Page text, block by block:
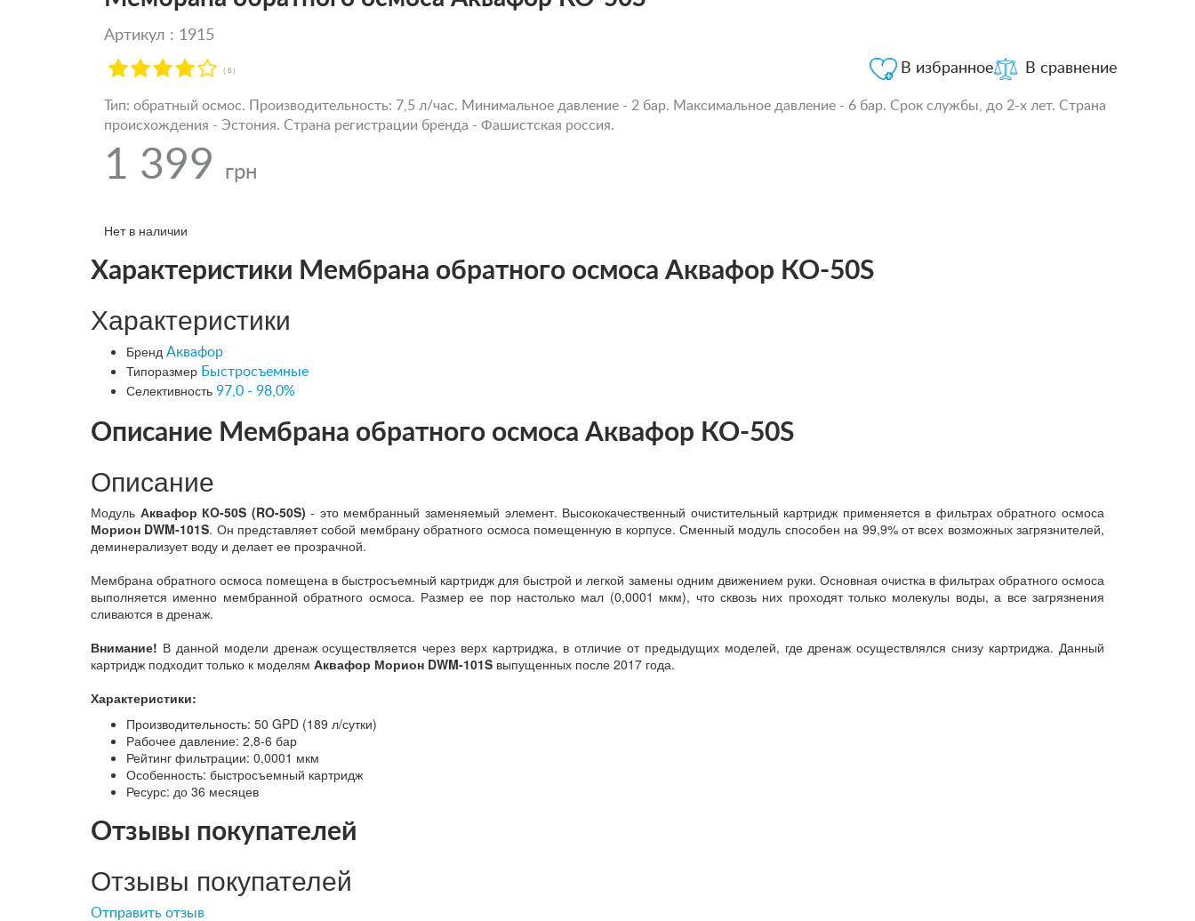
Артикул : 1915
( 6 ) В сравнение
В избранное
Тип: обратный осмос. Производительность: 7,5 л/час. Минимальное давление - 2 бар. Максимальное давление - 6 бар. Срок службы, до 2-х лет. Страна
происхождения - Эстония. Страна регистрации бренда - Фашистская россия.
1 399 грн
Нет в наличии
Характеристики Мембрана обратного осмоса Аквафор КО-50S
Характеристики
Бренд Аквафор
Типоразмер Быстросъемные
Селективность 97,0 - 98,0%
Описание Мембрана обратного осмоса Аквафор КО-50S
Описание
Модуль Аквафор КO-50S (RO-50S) - это мембранный заменяемый элемент. Высококачественный очистительный картридж применяется в фильтрах обратного осмоса
Морион DWM-101S. Он представляет собой мембрану обратного осмоса помещенную в корпусе. Сменный модуль способен на 99,9% от всех возможных загрязнителей,
деминерализует воду и делает ее прозрачной.
Мембрана обратного осмоса помещена в быстросъемный картридж для быстрой и легкой замены одним движением руки. Основная очистка в фильтрах обратного осмоса
выполняется именно мембранной обратного осмоса. Размер ее пор настолько мал (0,0001 мкм), что сквозь них проходят только молекулы воды, а все загрязнения
сливаются в дренаж.
Внимание! В данной модели дренаж осуществляется через верх картриджа, в отличие от предыдущих моделей, где дренаж осуществлялся снизу картриджа. Данный
картридж подходит только к моделям Аквафор Морион DWM-101S выпущенных после 2017 года.
Характеристики:
Производительность: 50 GPD (189 л/сутки)
Рабочее давление: 2,8-6 бар
Рейтинг фильтрации: 0,0001 мкм
Особенность: быстросъемный картридж
Ресурс: до 36 месяцев
Отзывы покупателей
Отзывы покупателей
Отправить отзыв